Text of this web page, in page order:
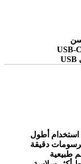
استخدام أطول